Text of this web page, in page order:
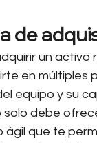
de
un activo
en múltiples
equipo y su
debe
que te